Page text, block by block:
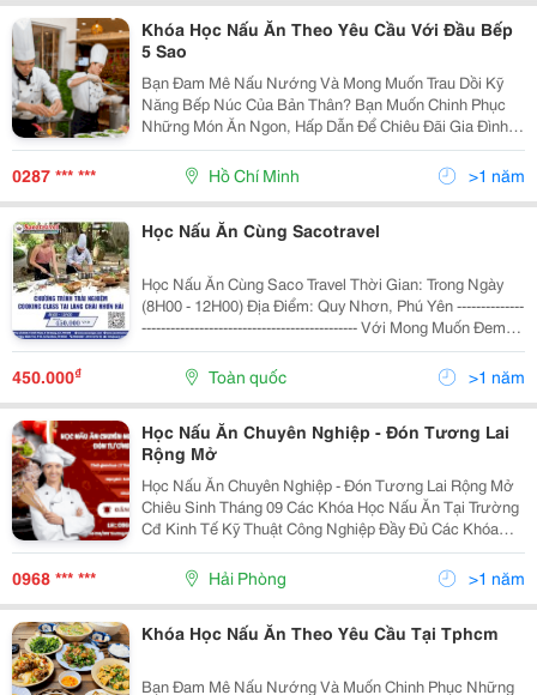
Khóa Học Nấu Ăn Theo Yêu Cầu Với Đầu Bếp
5 Sao
Bạn Đam Mê Nấu Nướng Và Mong Muốn Trau Dồi Kỹ
Năng Bếp Núc Của Bản Thân? Bạn Muốn Chinh Phục
Những Món Ăn Ngon, Hấp Dẫn Để Chiêu Đãi Gia Đình,
Bạn Bè Hay Thậm Chí Thử Sức Với Nghề Đầu Bếp
Chuyên Nghiệp? Khóa Học Nấu Ăn Theo Yêu Cầu Với
Đầu Bếp 5 Sao...
0287 *** *** Hồ Chí Minh >1 năm
Học Nấu Ăn Cùng Sacotravel
Học Nấu Ăn Cùng Saco Travel Thời Gian: Trong Ngày
(8H00 - 12H00) Địa Điểm: Quy Nhơn, Phú Yên --------------
--------------------------------------------- Với Mong Muốn Đem
Đến Những Trải Nghiệm Du Lịch Đa Dạng Cho Quý
Khách, Saco Xin Giới...
450.000₫ Toàn quốc >1 năm
Học Nấu Ăn Chuyên Nghiệp - Đón Tương Lai
Rộng Mở
Học Nấu Ăn Chuyên Nghiệp - Đón Tương Lai Rộng Mở
Chiêu Sinh Tháng 09 Các Khóa Học Nấu Ăn Tại Trường
Cđ Kinh Tế Kỹ Thuật Công Nghiệp Đầy Đủ Các Khóa
Học Với Vô Số Món Ăn Khác Nhau Phù Hợp Tất Cả Đối
Tượng - Tự Tin Theo Đuổi Ước Mơ Lựa Chọn
0968 *** *** Hải Phòng >1 năm
Khóa Học Nấu Ăn Theo Yêu Cầu Tại Tphcm
Bạn Đam Mê Nấu Nướng Và Muốn Chinh Phục Những